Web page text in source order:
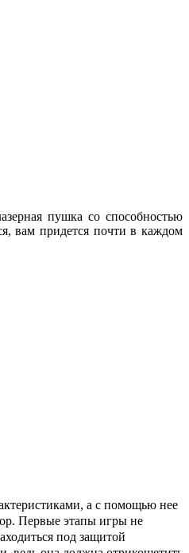
пушка со способностью
вам придется почти в каждом
а с помощью нее
Первые этапы игры не
под защитой